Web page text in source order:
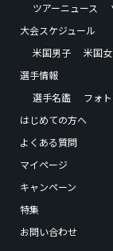
ツアーニュース
大会スケジュール
米国男子
米国
選手情報
選手名鑑
フォ
はじめての方へ
よくある質問
マイページ
キャンペーン
特集
お問い合わせ